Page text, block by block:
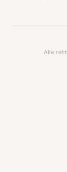
Alle